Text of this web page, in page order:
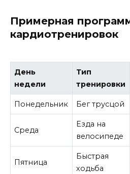
Примерная
кардиотренировок
День
недели
Тип
тренировки
Понедельник Бег трусцой
Среда
Езда на
велосипеде
Пятница
Быстрая
ходьба